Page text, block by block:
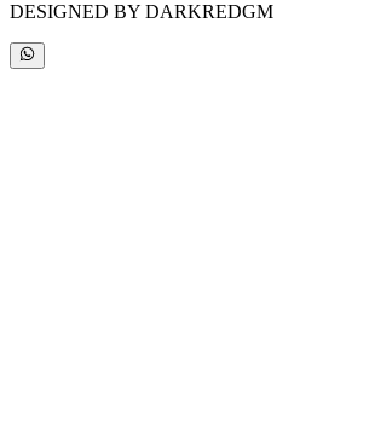
DESIGNED BY DARKREDGM